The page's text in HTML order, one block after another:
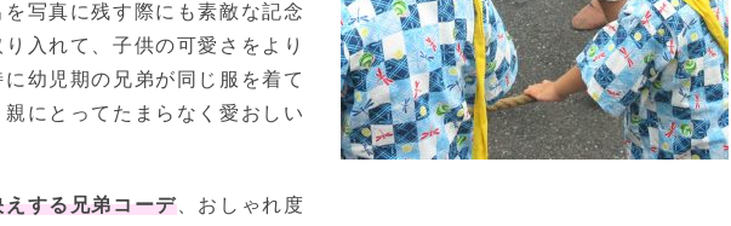
写真に残す際にも素敵な記念
入れて、子供の可愛さをより
幼児期の兄弟が同じ服を着て
にとってたまらなく愛おしい
えする兄弟コーデ、おしゃれ度